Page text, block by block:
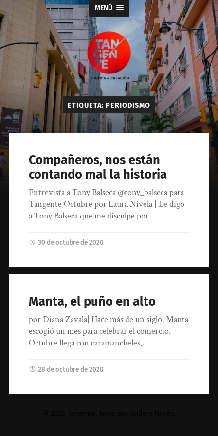
MENÚ
Tangente
ETIQUETA: PERIODISMO
Compañeros, nos están
contando mal la historia
Entrevista a Tony Balseca @tony_balseca para
Tangente Octubre por Laura Nivela | Le digo
a Tony Balseca que me disculpe por…
30 de octubre de 2020
Manta, el puño en alto
por Diana Zavala| Hace más de un siglo, Manta
escogió un mes para celebrar el comercio.
Octubre llega con caramancheles,…
28 de octubre de 2020